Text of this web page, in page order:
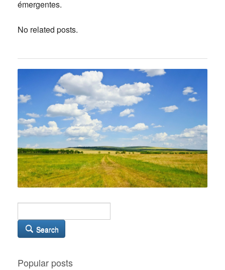
émergentes.
No related posts.
Search
Popular posts